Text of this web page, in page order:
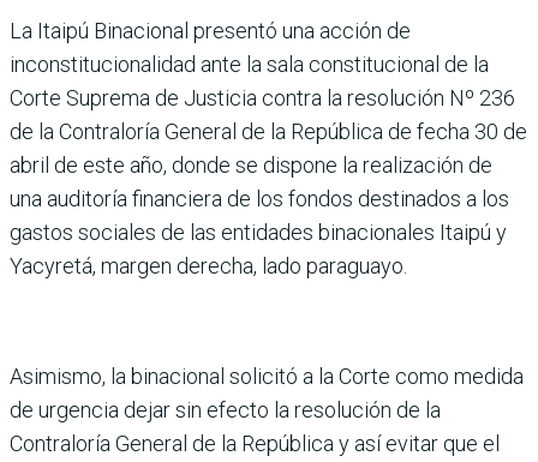
La Itaipú Binacional presentó una acción de
inconstitucionalidad ante la sala constitucional de la
Corte Suprema de Justicia contra la resolución Nº 236
de la Contraloría General de la República de fecha 30 de
abril de este año, donde se dispone la realización de
una auditoría financiera de los fondos destinados a los
gastos sociales de las entidades binacionales Itaipú y
Yacyretá, margen derecha, lado paraguayo.
Asimismo, la binacional solicitó a la Corte como medida
de urgencia dejar sin efecto la resolución de la
Contraloría General de la República y así evitar que el